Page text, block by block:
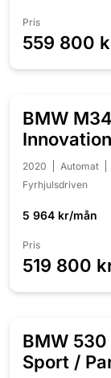
Pris
559 800
BMW
2020 Automat
Fyrhjulsdriven
5 964 kr/mån
Pris
519 800
BMW
Sport /